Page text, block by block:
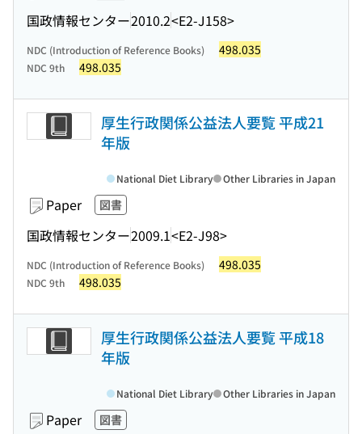
国政情報センター2010.2<E2-J158>
NDC (Introduction of Reference Books) 498.035
NDC 9th 498.035
厚生行政関係公益法人要覧 平成21
年版
Paper 図書
国政情報センター2009.1<E2-J98>
National Diet Library Other Libraries in Japan
NDC (Introduction of Reference Books) 498.035
NDC 9th 498.035
厚生行政関係公益法人要覧 平成18
年版
Paper 図書
National Diet Library Other Libraries in Japan